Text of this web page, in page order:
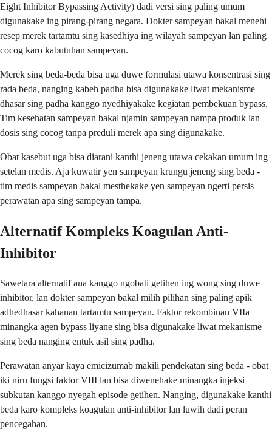
Eight Inhibitor Bypassing Activity) dadi versi sing paling umum
digunakake ing pirang-pirang negara. Dokter sampeyan bakal menehi
resep merek tartamtu sing kasedhiya ing wilayah sampeyan lan paling
cocog karo kabutuhan sampeyan.
Merek sing beda-beda bisa uga duwe formulasi utawa konsentrasi sing
rada beda, nanging kabeh padha bisa digunakake liwat mekanisme
dhasar sing padha kanggo nyedhiyakake kegiatan pembekuan bypass.
Tim kesehatan sampeyan bakal njamin sampeyan nampa produk lan
dosis sing cocog tanpa preduli merek apa sing digunakake.
Obat kasebut uga bisa diarani kanthi jeneng utawa cekakan umum ing
setelan medis. Aja kuwatir yen sampeyan krungu jeneng sing beda -
tim medis sampeyan bakal mesthekake yen sampeyan ngerti persis
perawatan apa sing sampeyan tampa.
Alternatif Kompleks Koagulan Anti-
Inhibitor
Sawetara alternatif ana kanggo ngobati getihen ing wong sing duwe
inhibitor, lan dokter sampeyan bakal milih pilihan sing paling apik
adhedhasar kahanan tartamtu sampeyan. Faktor rekombinan VIIa
minangka agen bypass liyane sing bisa digunakake liwat mekanisme
sing beda nanging entuk asil sing padha.
Perawatan anyar kaya emicizumab makili pendekatan sing beda - obat
iki niru fungsi faktor VIII lan bisa diwenehake minangka injeksi
subkutan kanggo nyegah episode getihen. Nanging, digunakake kanthi
beda karo kompleks koagulan anti-inhibitor lan luwih dadi peran
pencegahan.